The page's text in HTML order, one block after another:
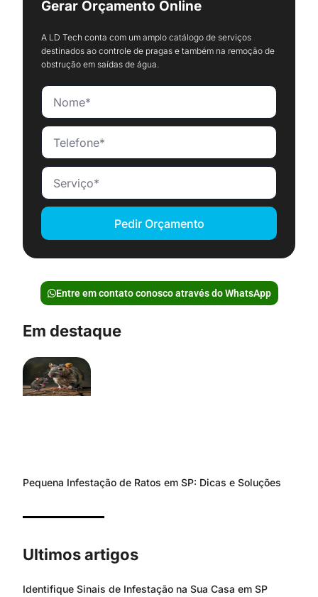
Gerar Orçamento Online
A LD Tech conta com um amplo catálogo de serviços
destinados ao controle de pragas e também na remoção de
obstrução em saídas de água.
Pedir Orçamento
Entre em contato conosco através do WhatsApp
Em destaque
Pequena Infestação de Ratos em SP: Dicas e Soluções
Ultimos artigos
Identifique Sinais de Infestação na Sua Casa em SP